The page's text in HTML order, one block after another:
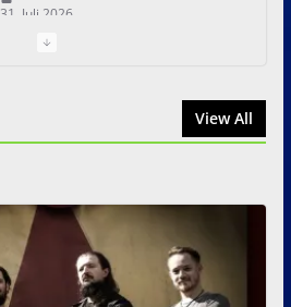
31. Juli 2026
Zwei Tage Rock und Metal in
View All